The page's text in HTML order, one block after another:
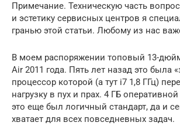
Примечание. Техническую часть
и эстетику сервисных центров я
гранью этой статьи. Любому из нас
В моем распоряжении топовый 13-
Air 2011 года. Пять лет назад это была
процессор которой (а тут i7 1,8 ГГц)
нагрузку в пух и прах. 4 ГБ
это еще был логичный стандарт, да и
хватает для всех повседневных задач.